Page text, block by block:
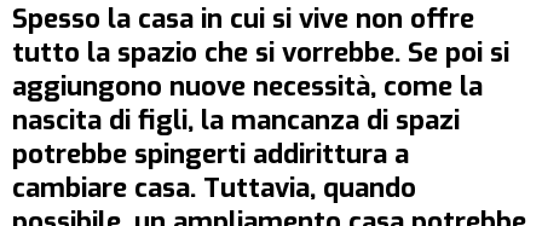
Spesso la casa in cui si vive non offre
tutto la spazio che si vorrebbe. Se poi si
aggiungono nuove necessità, come la
nascita di figli, la mancanza di spazi
potrebbe spingerti addirittura a
cambiare casa. Tuttavia, quando